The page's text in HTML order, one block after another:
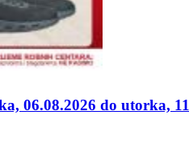
06.08.2026 do utorka,